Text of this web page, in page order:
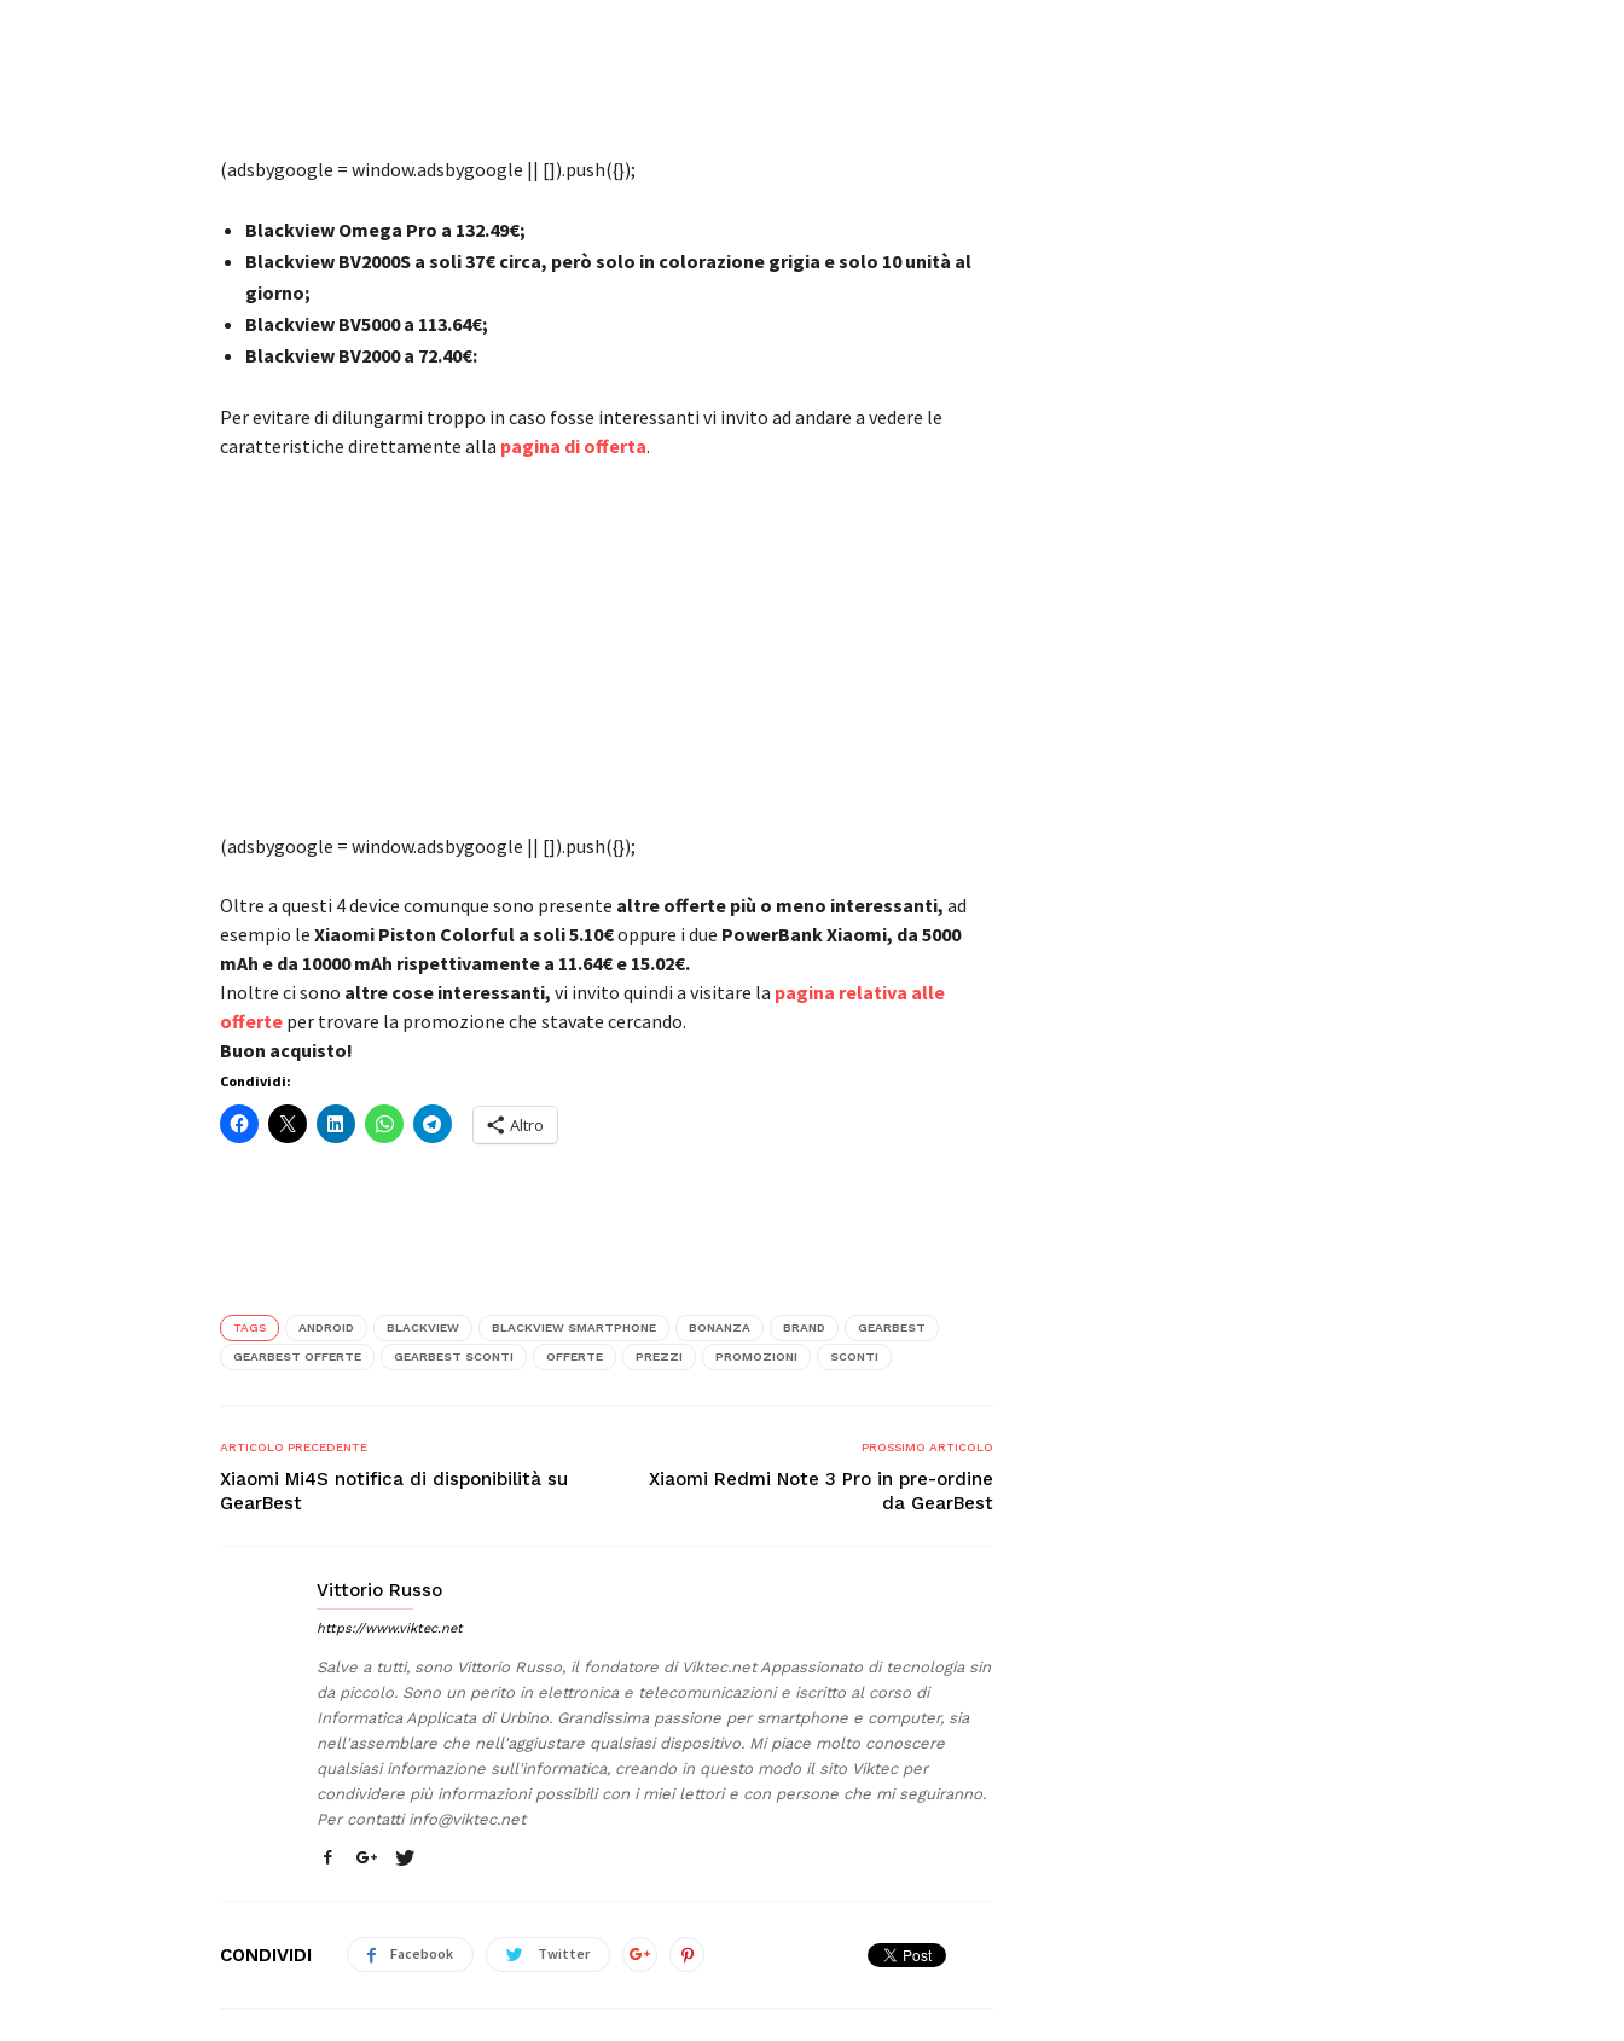
(adsbygoogle = window.adsbygoogle || []).push({});
Blackview Omega Pro a 132.49€;
Blackview BV2000S a soli 37€ circa, però solo in colorazione grigia e solo 10 unità al
giorno;
Blackview BV5000 a 113.64€;
Blackview BV2000 a 72.40€:
Per evitare di dilungarmi troppo in caso fosse interessanti vi invito ad andare a vedere le
caratteristiche direttamente alla pagina di offerta.
(adsbygoogle = window.adsbygoogle || []).push({});
Oltre a questi 4 device comunque sono presente altre offerte più o meno interessanti, ad
esempio le Xiaomi Piston Colorful a soli 5.10€oppure i due PowerBank Xiaomi, da 5000
mAh e da 10000 mAh rispettivamente a 11.64€ e 15.02€.
Inoltre ci sono altre cose interessanti, vi invito quindi a visitare la pagina relativa alle
offerte per trovare la promozione che stavate cercando.
Buon acquisto!
Condividi:
Altro
TAGS ANDROID BLACKVIEW BLACKVIEW SMARTPHONE BONANZA BRAND GEARBEST
GEARBEST OFFERTE GEARBEST SCONTI OFFERTE PREZZI PROMOZIONI SCONTI
ARTICOLO PRECEDENTE
Xiaomi Mi4S notifica di disponibilità su
GearBest
PROSSIMO ARTICOLO
Xiaomi Redmi Note 3 Pro in pre-ordine
da GearBest
Vittorio Russo
https://www.viktec.net
Salve a tutti, sono Vittorio Russo, il fondatore di Viktec.net Appassionato di tecnologia sin
da piccolo. Sono un perito in elettronica e telecomunicazioni e iscritto al corso di
Informatica Applicata di Urbino. Grandissima passione per smartphone e computer, sia
nell'assemblare che nell'aggiustare qualsiasi dispositivo. Mi piace molto conoscere
qualsiasi informazione sull'informatica, creando in questo modo il sito Viktec per
condividere più informazioni possibili con i miei lettori e con persone che mi seguiranno.
Per contatti info@viktec.net
CONDIVIDI Facebook Twitter